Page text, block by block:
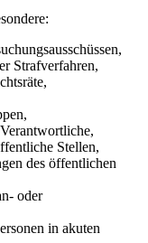
Strafverfahren,
Stellen,
des öffentlichen
oder
in akuten